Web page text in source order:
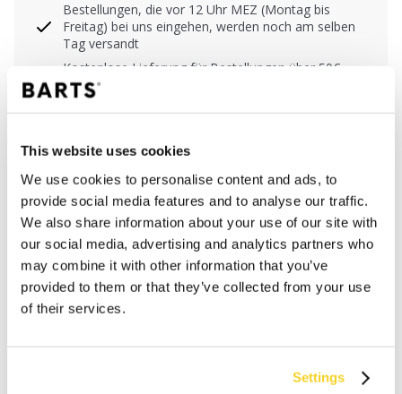
This website uses cookies
We use cookies to personalise content and ads, to
provide social media features and to analyse our traffic.
We also share information about your use of our site with
our social media, advertising and analytics partners who
may combine it with other information that you’ve
provided to them or that they’ve collected from your use
of their services.
Settings
Bestellungen, die vor 12 Uhr MEZ (Montag bis
Freitag) bei uns eingehen, werden noch am selben
Tag versandt
Kostenlose Lieferung für Bestellungen über 50€
innerhalb Deutschland
30 Tage Rückgaberecht
BESCHREIBUNG
Unisex Trucker Kappe
50% Baumwolle
Verstellbarer Snapback-Verschluss
Länge des Visiers: 7 cm
MATERIALIEN UND DETAILS